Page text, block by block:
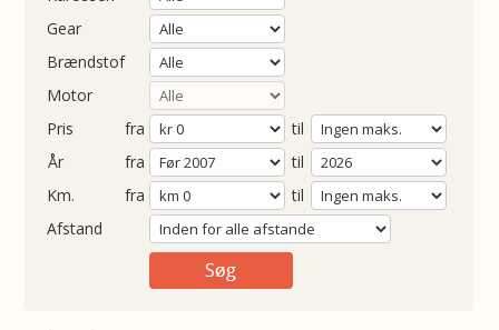
Gear
Brændstof
Motor
Pris
fra
til
fra
til
fra
til
Afstand